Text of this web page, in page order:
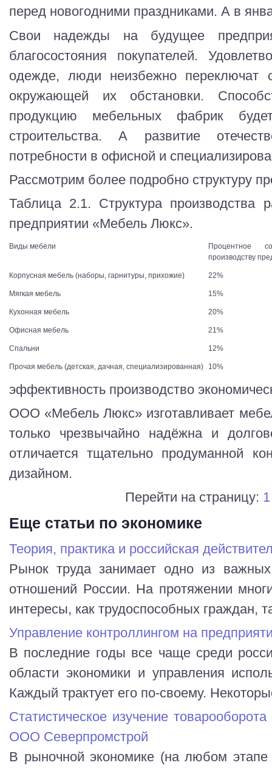
перед новогодними праздниками. А в
Свои надежды на будущее
благосостояния покупателей.
одежде, люди неизбежно переключат
окружающей их обстановки.
продукцию мебельных фабрик
строительства. А развитие
потребности в офисной и
Рассмотрим более подробно структуру
Таблица 2.1. Структура производства
предприятии «Мебель Люкс».
Виды мебели
Процентное
производству
Корпусная мебель (наборы, гарнитуры, прихожие) 22%
Мягкая мебель 15%
Кухонная мебель 20%
Офисная мебель 21%
Спальни 12%
Прочая мебель (детская, дачная, специализированная) 10%
эффективность производство
ООО «Мебель Люкс» изготавливает
только чрезвычайно надёжна и
отличается тщательно продуманной
дизайном.
Перейти на страницу: 1
Еще статьи по экономике
Теория, практика и российская
Рынок труда занимает одно из
отношений России. На протяжении
интересы, как трудоспособных граждан,
Управление контроллингом на
В последние годы все чаще среди
области экономики и управления
Каждый трактует его по-своему.
Статистическое изучение
ООО Северпромстрой
В рыночной экономике (на любом